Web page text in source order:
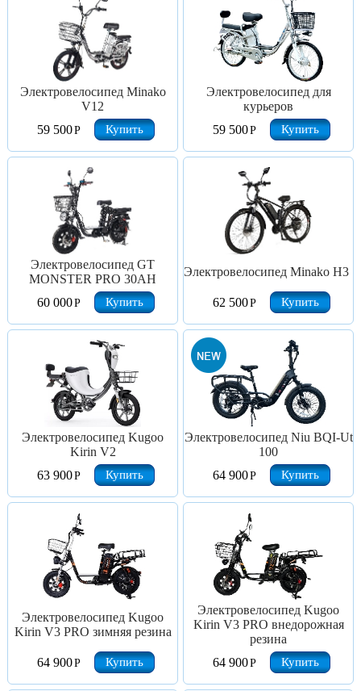
Электровелосипед Minako
V12
59 500Р Купить
Электровелосипед для
курьеров
59 500Р Купить
Электровелосипед GT
MONSTER PRO 30AH
60 000Р Купить
Электровелосипед Minako H3
62 500Р Купить
Электровелосипед Kugoo
Kirin V2
63 900Р Купить
Электровелосипед Niu BQI-Ut
100
64 900Р Купить
Электровелосипед Kugoo
Kirin V3 PRO зимняя резина
64 900Р Купить
Электровелосипед Kugoo
Kirin V3 PRO внедорожная
резина
64 900Р Купить